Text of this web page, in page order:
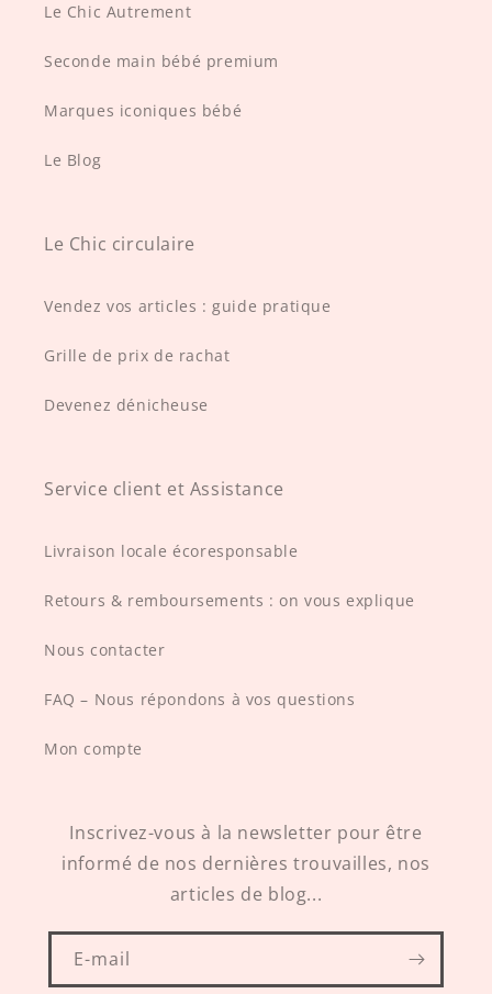
Le Chic Autrement
Seconde main bébé premium
Marques iconiques bébé
Le Blog
Le Chic circulaire
Vendez vos articles : guide pratique
Grille de prix de rachat
Devenez dénicheuse
Service client et Assistance
Livraison locale écoresponsable
Retours & remboursements : on vous explique
Nous contacter
FAQ – Nous répondons à vos questions
Mon compte
Inscrivez-vous à la newsletter pour être
informé de nos dernières trouvailles, nos
articles de blog...
E-mail